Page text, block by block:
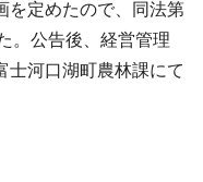
を定めたので、同法第
。公告後、経営管理
士河口湖町農林課にて